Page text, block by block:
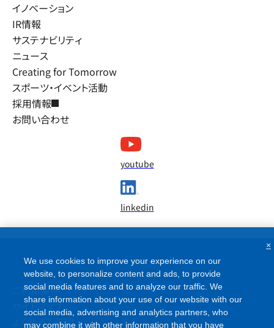
イノベーション
IR情報
サステナビリティ
ニュース
Creating for Tomorrow
スポーツ・イベント活動
採用情報
お問い合わせ
youtube
linkedin
ご利用条件
サイトマップ
よくあるご質問
We use cookies to improve your experience on our
website, to personalize content and ads, to provide
social media features and to analyze our traffic. We
share information about your use of our website with our
social media, advertising and analytics partners, who
may combine it with other information that you have
×